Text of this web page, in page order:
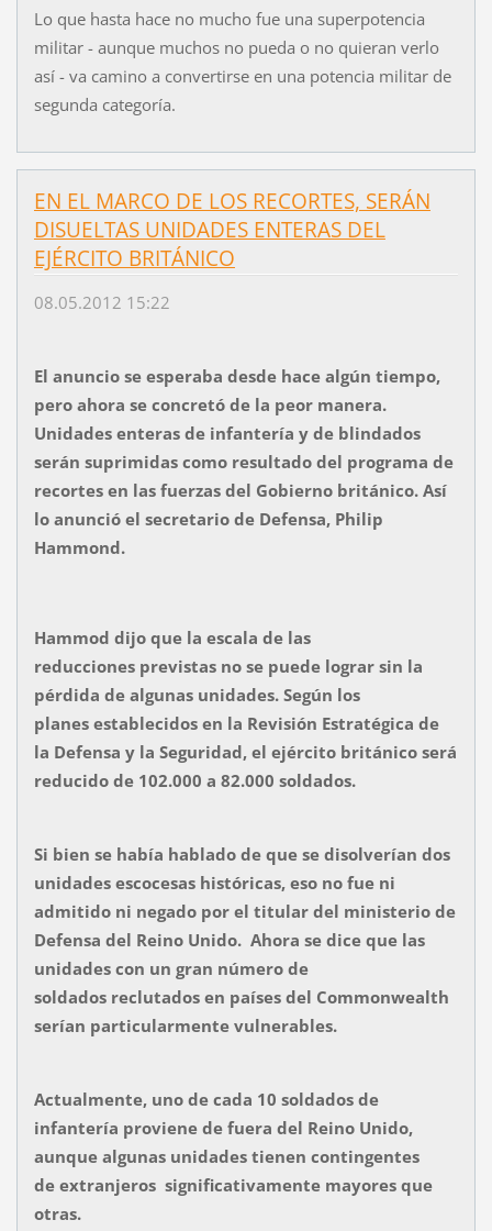
Lo que hasta hace no mucho fue una superpotencia
militar - aunque muchos no pueda o no quieran verlo
así - va camino a convertirse en una potencia militar de
segunda categoría.
EN EL MARCO DE LOS RECORTES, SERÁN
DISUELTAS UNIDADES ENTERAS DEL
EJÉRCITO BRITÁNICO
08.05.2012 15:22
El anuncio se esperaba desde hace algún tiempo,
pero ahora se concretó de la peor manera.
Unidades enteras de infantería y de blindados
serán suprimidas como resultado del programa de
recortes en las fuerzas del Gobierno británico. Así
lo anunció el secretario de Defensa, Philip
Hammond.
Hammod dijo que la escala de las
reducciones previstas no se puede lograr sin la
pérdida de algunas unidades. Según los
planes establecidos en la Revisión Estratégica de
la Defensa y la Seguridad, el ejército británico será
reducido de 102.000 a 82.000 soldados.
Si bien se había hablado de que se disolverían dos
unidades escocesas históricas, eso no fue ni
admitido ni negado por el titular del ministerio de
Defensa del Reino Unido. Ahora se dice que las
unidades con un gran número de
soldados reclutados en países del Commonwealth
serían particularmente vulnerables.
Actualmente, uno de cada 10 soldados de
infantería proviene de fuera del Reino Unido,
aunque algunas unidades tienen contingentes
de extranjeros significativamente mayores que
otras.